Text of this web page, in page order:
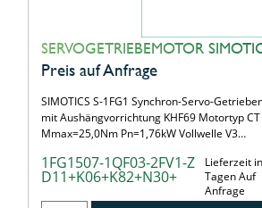
SERVOGETRIEBEMOTOR
Preis auf Anfrage
SIMOTICS S-1FG1 Synchron-Servo-
mit Aushängvorrichtung KHF69 Motortyp
Mmax=25,0Nm Pn=1,76kW Vollwelle V3…
1FG1507-1QF03-2FV1-Z
D11+K06+K82+N30+
Lieferzeit in
Tagen Auf
Anfrage